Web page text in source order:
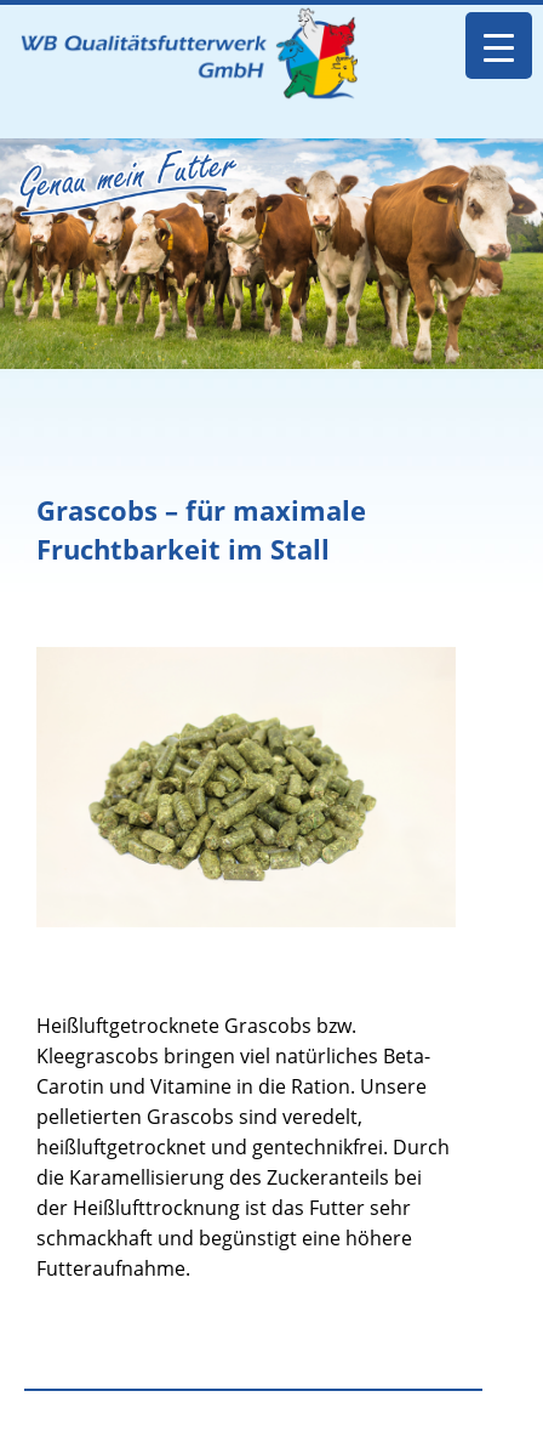
Grascobs – für maximale
Fruchtbarkeit im Stall
Heißluftgetrocknete Grascobs bzw.
Kleegrascobs bringen viel natürliches Beta-
Carotin und Vitamine in die Ration. Unsere
pelletierten Grascobs sind veredelt,
heißluftgetrocknet und gentechnikfrei. Durch
die Karamellisierung des Zuckeranteils bei
der Heißlufttrocknung ist das Futter sehr
schmackhaft und begünstigt eine höhere
Futteraufnahme.